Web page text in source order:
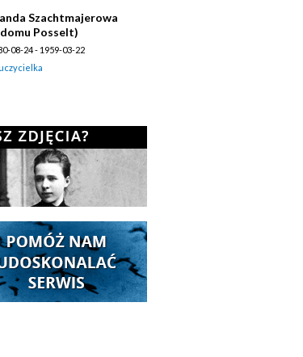
Szachtmajerowa
Posselt)
08-24 - 1959-03-22